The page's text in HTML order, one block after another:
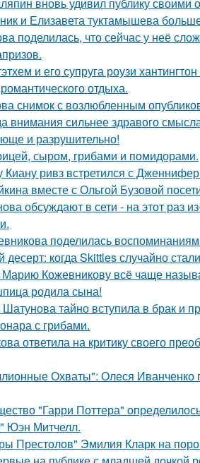
и Елизавета туктамышева
поделилась, что сейчас у неё
и его супруга роузи
отдыха.
снимок с возлюбленным
внимания сильнее здравого
и разрушительно!
сыром, грибами и помидорами.
Киану ривз встретился с
вместе с Ольгой Бузовой
обсуждают в сети - на этот раз
поделилась
когда Skittles случайно
Кожевникову всё чаще
родила сына!
тайно вступила в брак и
с грибами.
ответила на критику своего
Охваты": Олеся Иванченко
"Гарри Поттера"
Юэн Митчелл.
Престолов" Эмилия Кларк на